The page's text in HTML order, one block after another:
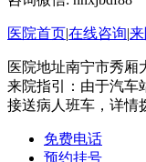
医院首页|在线咨询|
医院地址南宁市秀厢
来院指引：由于汽车
接送病人班车，详情
免费电话
预约挂号